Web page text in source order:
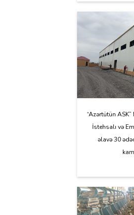
“Azərtütün
İstehsalı və
əlavə 30